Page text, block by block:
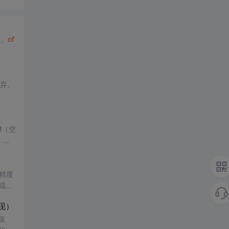
of
、
空
，
度
数
研